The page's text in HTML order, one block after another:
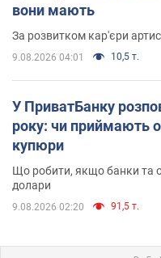
вони мають
За розвитком кар'єри
9.08.2026 04:01 10,5 т.
У ПриватБанку
року: чи приймають
купюри
Що робити, якщо банки та
долари
9.08.2026 02:20 91,5 т.